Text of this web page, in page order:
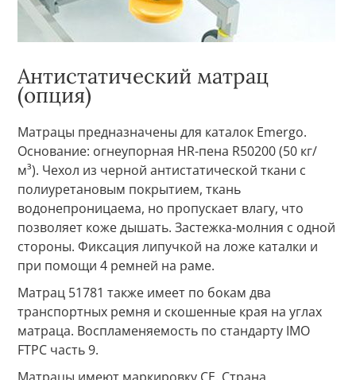
Антистатический матрац
(опция)
Матрацы предназначены для каталок Emergo.
Основание: огнеупорная HR-пена R50200 (50 кг/
м³). Чехол из черной антистатической ткани с
полиуретановым покрытием, ткань
водонепроницаема, но пропускает влагу, что
позволяет коже дышать. Застежка-молния с одной
стороны. Фиксация липучкой на ложе каталки и
при помощи 4 ремней на раме.
Матрац 51781 также имеет по бокам два
транспортных ремня и скошенные края на углах
матраца. Воспламеняемость по стандарту IMO
FTPC часть 9.